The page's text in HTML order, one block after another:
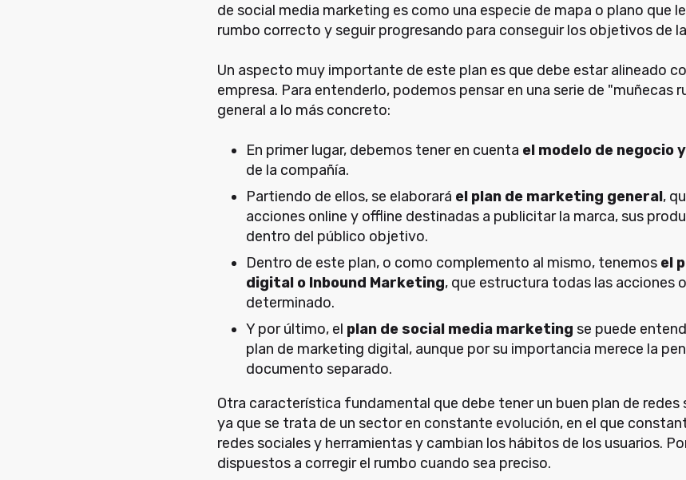
de social media marketing es como una especie de mapa o plano que
rumbo correcto y seguir progresando para conseguir los objetivos de
Un aspecto muy importante de este plan es que debe estar alineado
empresa. Para entenderlo, podemos pensar en una serie de "muñecas
general a lo más concreto:
En primer lugar, debemos tener en cuenta el modelo de negocio
de la compañía.
Partiendo de ellos, se elaborará el plan de marketing general,
acciones online y offline destinadas a publicitar la marca, sus
dentro del público objetivo.
Dentro de este plan, o como complemento al mismo, tenemos el
digital o Inbound Marketing, que estructura todas las acciones
determinado.
Y por último, el plan de social media marketing se puede
plan de marketing digital, aunque por su importancia merece la
documento separado.
Otra característica fundamental que debe tener un buen plan de redes
ya que se trata de un sector en constante evolución, en el que
redes sociales y herramientas y cambian los hábitos de los usuarios.
dispuestos a corregir el rumbo cuando sea preciso.